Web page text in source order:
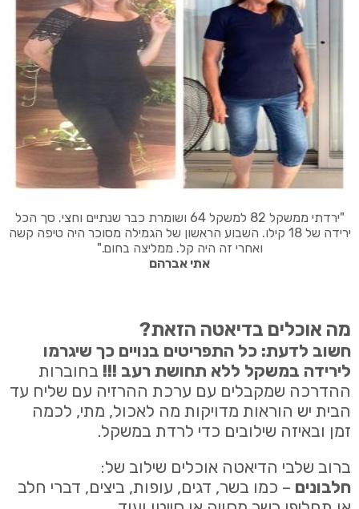
"ירדתי ממשקל 82 למשקל 64 ושומרת כבר שנתיים וחצי. סך הכל
ירידה של 18 קילו. השבוע הראשון של הגמילה מסוכר היה טיפה קשה
ואחרי זה היה קל. ממליצה בחום."
אתי אברהם
מה אוכלים בדיאטה הזאת?
חשוב לדעת: כל התפריטים בנויים כך שיגרמו
לירידה במשקל ללא תחושת רעב !!!בחוברות
ההדרכה שמקבלים עם ערכת ההרזיה עם שליח עד
הבית יש הוראות מדויקות מה לאכול, מתי, לכמה
זמן ובאיזה שילובים כדי לרדת במשקל.
ברוב שלבי הדיאטה אוכלים שילוב של:
חלבונים– כמו בשר, דגים, עופות, ביצים, דברי חלב